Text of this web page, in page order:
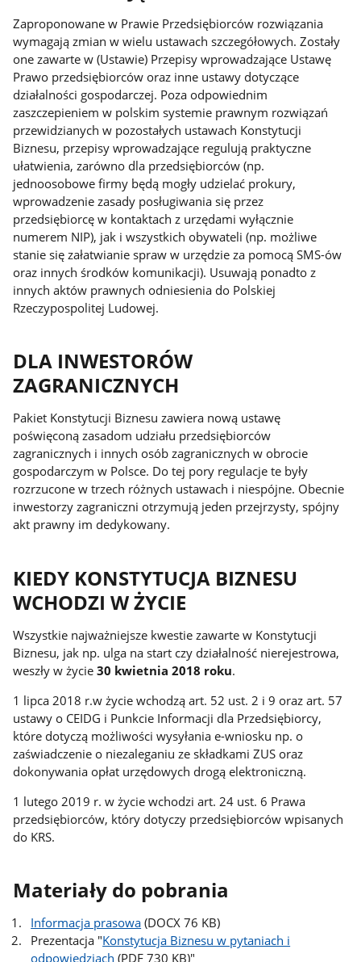
Zaproponowane w Prawie Przedsiębiorców rozwiązania
wymagają zmian w wielu ustawach szczegółowych. Zostały
one zawarte w (Ustawie) Przepisy wprowadzające Ustawę
Prawo przedsiębiorców oraz inne ustawy dotyczące
działalności gospodarczej. Poza odpowiednim
zaszczepieniem w polskim systemie prawnym rozwiązań
przewidzianych w pozostałych ustawach Konstytucji
Biznesu, przepisy wprowadzające regulują praktyczne
ułatwienia, zarówno dla przedsiębiorców (np.
jednoosobowe firmy będą mogły udzielać prokury,
wprowadzenie zasady posługiwania się przez
przedsiębiorcę w kontaktach z urzędami wyłącznie
numerem NIP), jak i wszystkich obywateli (np. możliwe
stanie się załatwianie spraw w urzędzie za pomocą SMS-ów
oraz innych środków komunikacji). Usuwają ponadto z
innych aktów prawnych odniesienia do Polskiej
Rzeczypospolitej Ludowej.
DLA INWESTORÓW
ZAGRANICZNYCH
Pakiet Konstytucji Biznesu zawiera nową ustawę
poświęconą zasadom udziału przedsiębiorców
zagranicznych i innych osób zagranicznych w obrocie
gospodarczym w Polsce. Do tej pory regulacje te były
rozrzucone w trzech różnych ustawach i niespójne. Obecnie
inwestorzy zagraniczni otrzymują jeden przejrzysty, spójny
akt prawny im dedykowany.
KIEDY KONSTYTUCJA BIZNESU
WCHODZI W ŻYCIE
Wszystkie najważniejsze kwestie zawarte w Konstytucji
Biznesu, jak np. ulga na start czy działalność nierejestrowa,
weszły w życie30 kwietnia 2018 roku.
1 lipca 2018 r.w życie wchodzą art. 52 ust. 2 i 9 oraz art. 57
ustawy o CEIDG i Punkcie Informacji dla Przedsiębiorcy,
które dotyczą możliwości wysyłania e-wniosku np. o
zaświadczenie o niezaleganiu ze składkami ZUS oraz
dokonywania opłat urzędowych drogą elektroniczną.
1 lutego 2019 r. w życie wchodzi art. 24 ust. 6 Prawa
przedsiębiorców, który dotyczy przedsiębiorców wpisanych
do KRS.
Materiały do pobrania
Informacja prasowa (DOCX 76 KB)
Prezentacja "Konstytucja Biznesu w pytaniach i
odpowiedziach (PDF 730 KB)"